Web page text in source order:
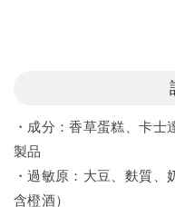
・成分：香草蛋糕、卡士
製品
・過敏原：大豆、麩質
含橙酒）